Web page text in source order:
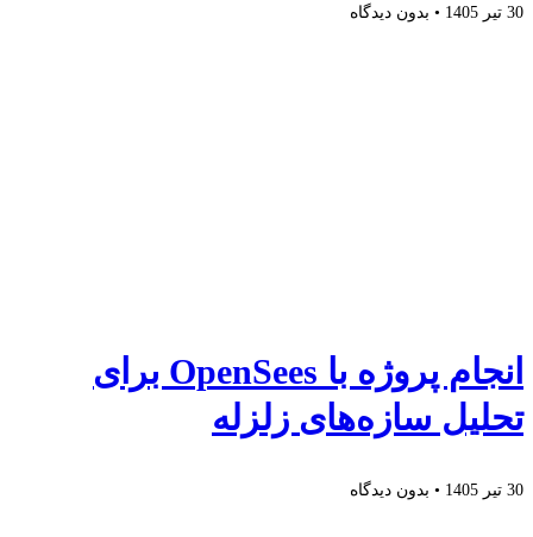
30 تیر 1405 بدون دیدگاه
انجام پروژه با OpenSees برای
تحلیل سازه‌های زلزله
30 تیر 1405 بدون دیدگاه